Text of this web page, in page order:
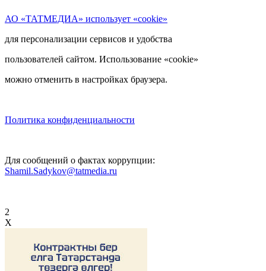
АО «ТАТМЕДИА» использует «cookie»
для персонализации сервисов и удобства
пользователей сайтом. Использование «cookie»
можно отменить в настройках браузера.
Политика конфиденциальности
Для сообщений о фактах коррупции:
Shamil.Sadykov@tatmedia.ru
2
X